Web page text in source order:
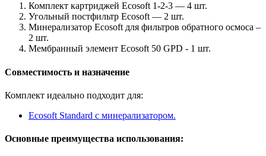
Комплект картриджей Ecosoft 1-2-3 — 4 шт.
Угольный постфильтр Ecosoft — 2 шт.
Минерализатор Ecosoft для фильтров обратного осмоса –
2 шт.
Мембранный элемент Ecosoft 50 GPD - 1 шт.
Совместимость и назначение
Комплект идеально подходит для:
Ecosoft Standard с минерализатором.
Основные преимущества использования: